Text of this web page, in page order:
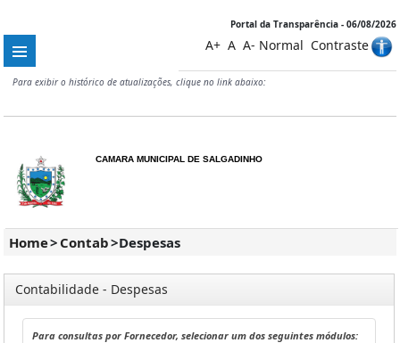
Portal da Transparência - 06/08/2026
A+ A A- Normal Contraste
Para exibir o histórico de atualizações, clique no link abaixo:
CAMARA MUNICIPAL DE SALGADINHO
Home> Contab>Despesas
Contabilidade - Despesas
Para consultas por Fornecedor, selecionar um dos seguintes módulos: